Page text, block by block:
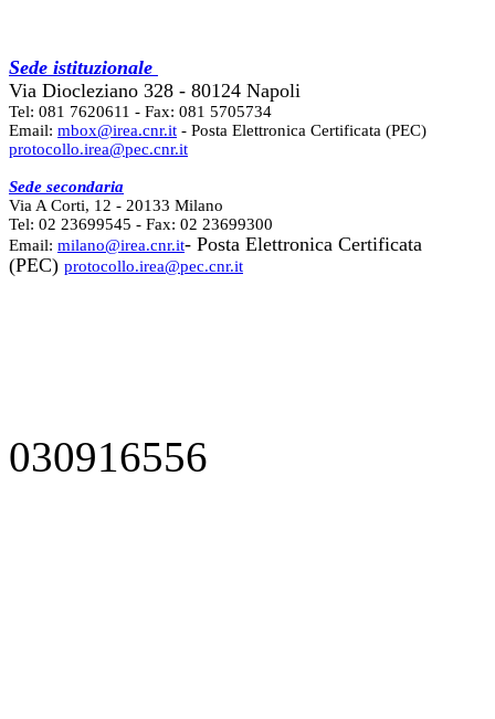
Sede istituzionale
Via Diocleziano 328 - 80124 Napoli
Tel: 081 7620611 - Fax: 081 5705734
Email: mbox@irea.cnr.it - Posta Elettronica Certificata (PEC)
protocollo.irea@pec.cnr.it
Sede secondaria
Via A Corti, 12 - 20133 Milano
Tel: 02 23699545 - Fax: 02 23699300
Email: milano@irea.cnr.it- Posta Elettronica Certificata
(PEC) protocollo.irea@pec.cnr.it
030916556